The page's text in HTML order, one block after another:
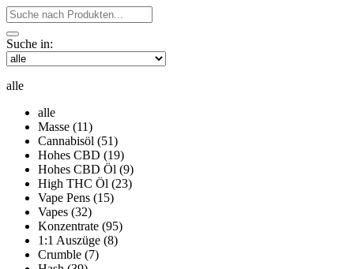
Suche in:
alle
alle
Masse (11)
Cannabisöl (51)
Hohes CBD (19)
Hohes CBD Öl (9)
High THC Öl (23)
Vape Pens (15)
Vapes (32)
Konzentrate (95)
1:1 Auszüge (8)
Crumble (7)